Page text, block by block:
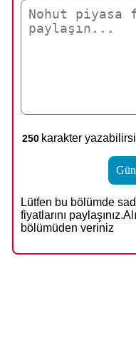
karakter
Lütfen bu bölümde
fiyatlarını
bölümüden veriniz